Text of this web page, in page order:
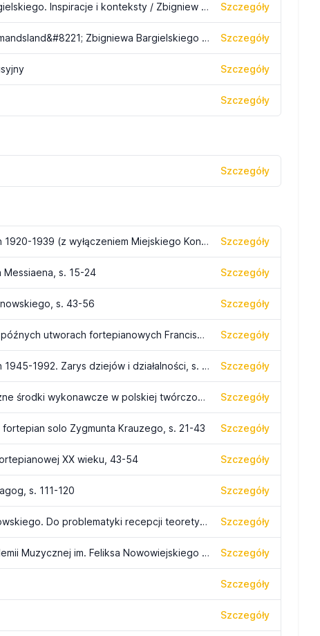
Utwory fortepianowe Zbigniewa Bargielskiego. Inspiracje i konteksty / Zbigniew Bargielski&#8217;s Piano Pieces. Inspirations and Contexts Szczegóły
Referencjalna funkcja &#8222;Im Niemandsland&#8221; Zbigniewa Bargielskiego / The Referential Function of &#8220;Im Niemandsland&#8221; by Zbigniew Bargielski Szczegóły
Szczegóły
Szczegóły
Szczegóły
Bydgoskie szkoły muzyczne w latach 1920-1939 (z wyłączeniem Miejskiego Konserwatorium Muzycznego), s. 31-43 Szczegóły
s. 15-24 Szczegóły
s. 43-56 Szczegóły
Kilka uwag o organizacji brzmienia w późnych utworach fortepianowych Franciszka Liszta, s. 43-51 Szczegóły
Bydgoskie szkoły muzyczne w latach 1945-1992. Zarys dziejów i działalności, s. 45-68 Szczegóły
W stronę eksperymentu: sonorystyczne środki wykonawcze w polskiej twórczości na fortepian solo II połowy XX wieku; s. 7-24 Szczegóły
solo Zygmunta Krauzego, s. 21-43 Szczegóły
XX wieku, 43-54 Szczegóły
s. 111-120 Szczegóły
Sonaty fortepianowe Mirosława Bukowskiego. Do problematyki recepcji teoretycznego modelu formy sonaty w polskiej twórczości kompozytorskiej II połowy XX wieku, s. 243-264 Szczegóły
Formy działalności koncertowej Akademii Muzycznej im. Feliksa Nowowiejskiego w trzydziestoletniej historii Uczelni, s. 39-52 Szczegóły
Szczegóły
Szczegóły